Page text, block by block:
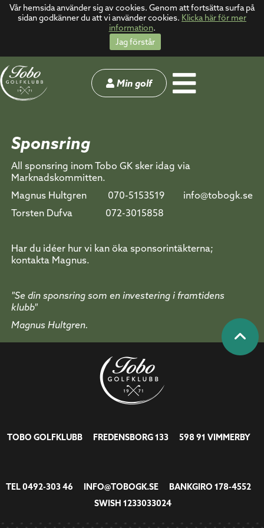
Min golf
Sponsring
All sponsring inom Tobo GK sker idag via
Marknadskommitten.
Magnus Hultgren 070-5153519 info@tobogk.se
Torsten Dufva 072-3015858
Har du idéer hur vi kan öka sponsorintäkterna;
kontakta Magnus.
"Se din sponsring som en investering i framtidens
klubb"
Magnus Hultgren.
TOBO GOLFKLUBB FREDENSBORG 133 598 91 VIMMERBY
TEL0492-303 46 INFO@TOBOGK.SE BANKGIRO 178-4552
SWISH 1233033024
Vår hemsida använder sig av cookies. Genom att fortsätta surfa på
sidan godkänner du att vi använder cookies. Klicka här för mer
information.
Jag förstår